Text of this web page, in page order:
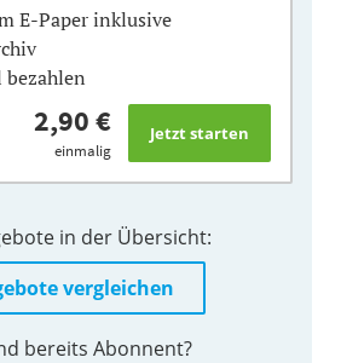
E-Paper inklusive
2,90 €
einmalig
in der Übersicht:
vergleichen
bereits Abonnent?